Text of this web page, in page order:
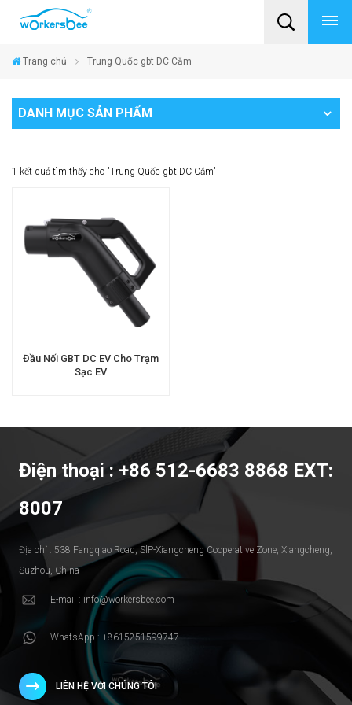
Trang chủ Trung Quốc gbt DC Cắm
DANH MỤC SẢN PHẨM
1 kết quả tìm thấy cho "Trung Quốc gbt DC Cắm"
Đầu Nối GBT DC EV Cho Trạm
Sạc EV
Điện thoại : +86 512-6683 8868 EXT:
8007
Địa chỉ : 538 Fangqiao Road, SlP-Xiangcheng Cooperative Zone, Xiangcheng,
Suzhou, China
E-mail : info@workersbee.com
WhatsApp : +8615251599747
LIÊN HỆ VỚI CHÚNG TÔI